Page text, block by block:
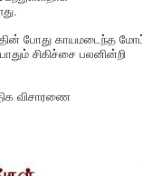
போது காயமடைந்த
சிகிச்சை பலனின்றி
விசாரணை